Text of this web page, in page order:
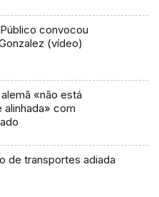
convocou
(vídeo)
«não está
alinhada» com
de transportes adiada